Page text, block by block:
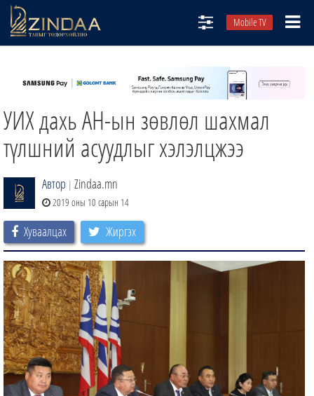
Mobile TV
ТВ8
ӨГЛӨӨНИЙ СОНИН
АУДИО ЗОХИОЛ
ЗИНДАА СЭТГҮҮЛ
УИХ дахь АН-ын зөвлөл шахмал
түлшний асуудлыг хэлэлцжээ
Автор | Zindaa.mn
2019 оны 10 сарын 14
Хуваалцах Жиргэх